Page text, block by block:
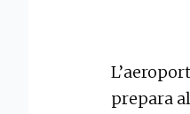
prepara